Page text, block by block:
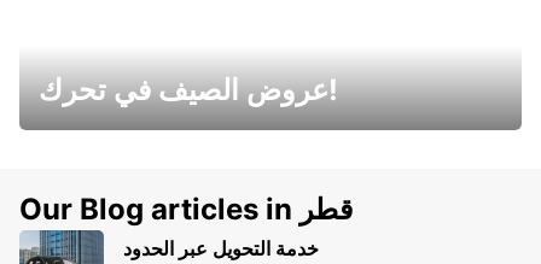
عروض الصيف في تحرك!
Our Blog articles in قطر
خدمة التحويل عبر الحدود